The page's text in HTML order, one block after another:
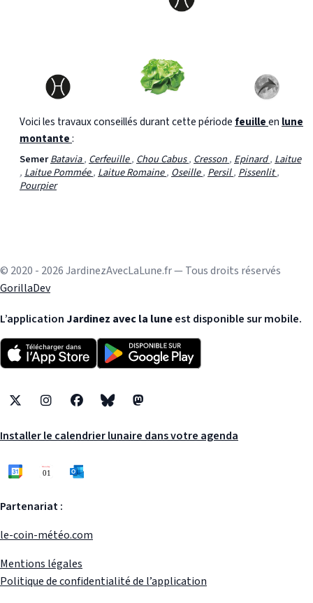
Voici les travaux conseillés durant cette période feuilleen lune
montante:
SemerBatavia,Cerfeuille,Chou Cabus,Cresson,Epinard,Laitue
,Laitue Pommée,Laitue Romaine,Oseille,Persil,Pissenlit,
Pourpier
© 2020 - 2026 JardinezAvecLaLune.fr — Tous droits réservés
GorillaDev
L’application Jardinez avec la luneest disponible sur mobile.
X InstagramFacebookBlueskyMastodon
Installer le calendrier lunaire dans votre agenda
Partenariat :
le-coin-météo.com
Mentions légales
Politique de confidentialité de l’application